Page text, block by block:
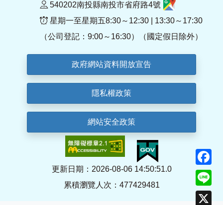
540202南投縣南投市省府路4號
星期一至星期五8:30～12:30 | 13:30～17:30
（公司登記：9:00～16:30）（國定假日除外）
政府網站資料開放宣告
隱私權政策
網站安全政策
更新日期：2026-08-06 14:50:51.0
累積瀏覽人次：477429481